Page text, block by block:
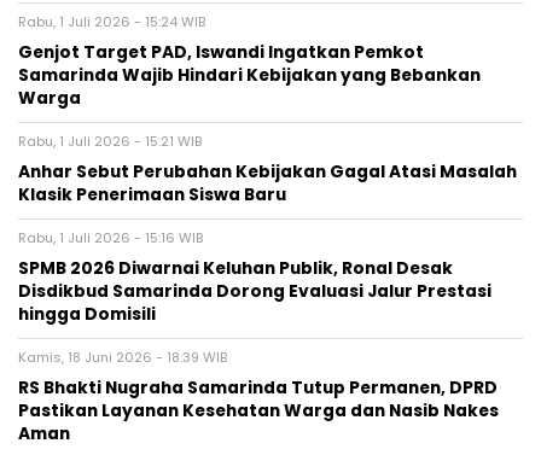
Rabu, 1 Juli 2026 - 15:24 WIB
Genjot Target PAD, Iswandi Ingatkan Pemkot
Samarinda Wajib Hindari Kebijakan yang Bebankan
Warga
Rabu, 1 Juli 2026 - 15:21 WIB
Anhar Sebut Perubahan Kebijakan Gagal Atasi Masalah
Klasik Penerimaan Siswa Baru
Rabu, 1 Juli 2026 - 15:16 WIB
SPMB 2026 Diwarnai Keluhan Publik, Ronal Desak
Disdikbud Samarinda Dorong Evaluasi Jalur Prestasi
hingga Domisili
Kamis, 18 Juni 2026 - 18:39 WIB
RS Bhakti Nugraha Samarinda Tutup Permanen, DPRD
Pastikan Layanan Kesehatan Warga dan Nasib Nakes
Aman